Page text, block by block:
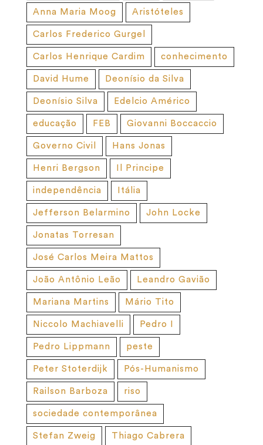
Anna Maria Moog Aristóteles
Carlos Frederico Gurgel
Carlos Henrique Cardim conhecimento
David Hume Deonísio da Silva
Deonísio Silva Edelcio Américo
educação FEB Giovanni Boccaccio
Governo Civil Hans Jonas
Henri Bergson Il Principe
independência Itália
Jefferson Belarmino John Locke
Jonatas Torresan
José Carlos Meira Mattos
João Antônio Leão Leandro Gavião
Mariana Martins Mário Tito
Niccolo Machiavelli Pedro I
Pedro Lippmann peste
Peter Stoterdijk Pós-Humanismo
Railson Barboza riso
sociedade contemporânea
Stefan Zweig Thiago Cabrera